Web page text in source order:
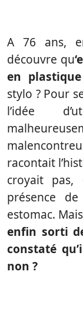
A 76 ans,
découvre qu
en plastique
stylo ? Pour
l’idée
racontait
croyait
présence
estomac.
enfin sorti
constaté
non ?